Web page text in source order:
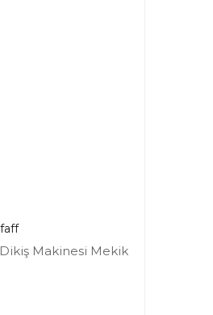
Makinesi Mekik